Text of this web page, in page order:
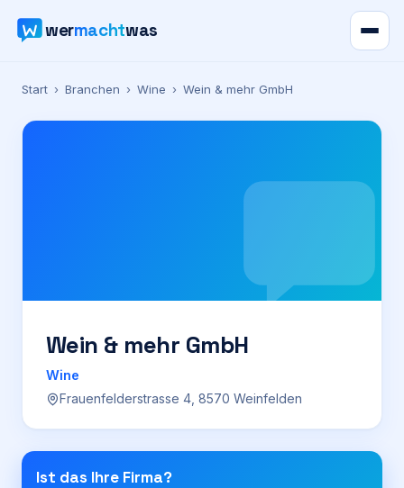
wermachtwas
Verzeichnis
Karte
Preise
Für Firmen
Login
Start › Branchen › Wine › Wein & mehr GmbH
Wein & mehr GmbH
Wine
Frauenfelderstrasse 4, 8570 Weinfelden
Ist das Ihre Firma?